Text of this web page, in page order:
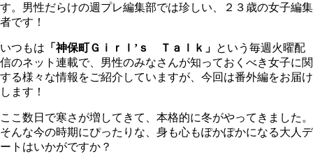
す。男性だらけの週プレ編集部では珍しい、２３歳の女子編集
者です！
いつもは 「神保町Ｇｉｒｌ’ｓ Ｔａｌｋ」 という毎週火曜配
信のネット連載で、男性のみなさんが知っておくべき女子に関
する様々な情報をご紹介していますが、今回は番外編をお届け
します！
ここ数日で寒さが増してきて、本格的に冬がやってきました。
そんな今の時期にぴったりな、身も心もぽかぽかになる大人デ
ートはいかがですか？